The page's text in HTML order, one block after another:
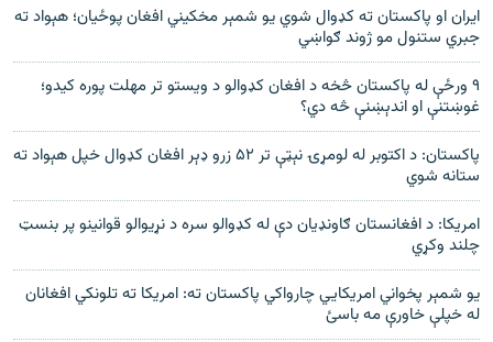
ایران او پاکستان ته کډوال شوي یو شمېر مخکیني افغان پوځیان؛ هېواد ته
جبري ستنول مو ژوند ګواښي
۹ ورځې له پاکستان څخه د افغان کډوالو د ویستو تر مهلت پوره کیدو؛
غوښتنې او اندېښنې څه دي؟
پاکستان: د اکتوبر له لومړۍ نېټې تر ۵۲ زرو ډېر افغان کډوال خپل هېواد ته
ستانه شوي
امریکا: د افغانستان ګاونډیان دې له کډوالو سره د نړیوالو قوانینو پر بنسټ
چلند وکړي
یو شمېر پخواني امریکايي چارواکي پاکستان ته: امریکا ته تلونکي افغانان
له خپلې خاورې مه باسئ